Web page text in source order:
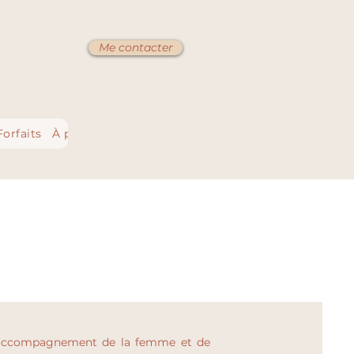
À propos
Me contacter
de la femme et de